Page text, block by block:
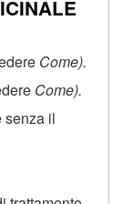
Come).
Come).
senza il